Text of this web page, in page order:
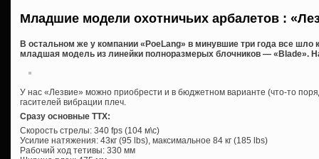
Младшие модели охотничьих арбалетов :
В остальном же у компании «PoeLang» в минувшие три года все
младшая модель из линейки полноразмерых блочников — «Blade».
У нас «Лезвие» можно приобрести и в бюджетном варианте (что-то
гасителей вибрации плеч.
Сразу основные ТТХ:
Скорость стрелы: 340 fps (104 м\c)
Усилие натяжения: 43кг (95 lbs), максимальное 84 кг (185 lbs)
Рабочий ход тетивы: 330 мм